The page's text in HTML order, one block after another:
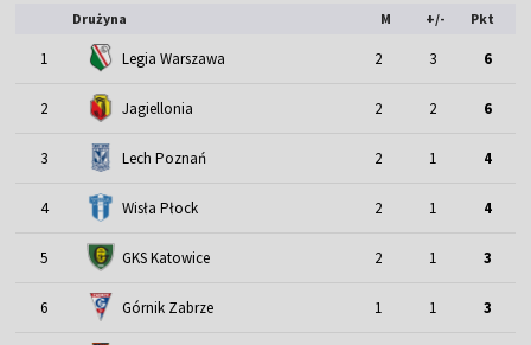
Drużyna M +/- Pkt
1 Legia Warszawa 2 3 6
2 Jagiellonia 2 2 6
3 Lech Poznań 2 1 4
4 Wisła Płock 2 1 4
5 GKS Katowice 2 1 3
6 Górnik Zabrze 1 1 3